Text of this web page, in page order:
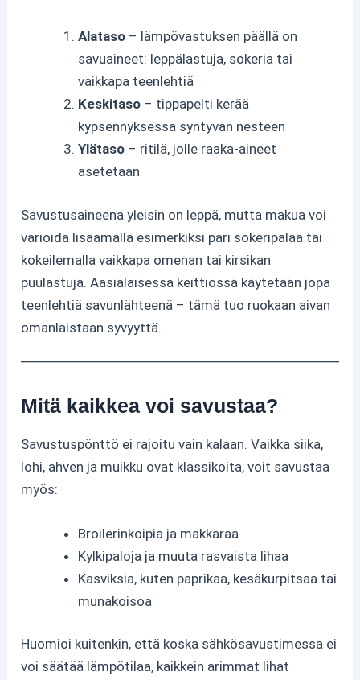
Alataso – lämpövastuksen päällä on
savuaineet: leppälastuja, sokeria tai
vaikkapa teenlehtiä
Keskitaso – tippapelti kerää
kypsennyksessä syntyvän nesteen
Ylätaso – ritilä, jolle raaka-aineet
asetetaan
Savustusaineena yleisin on leppä, mutta makua voi
varioida lisäämällä esimerkiksi pari sokeripalaa tai
kokeilemalla vaikkapa omenan tai kirsikan
puulastuja. Aasialaisessa keittiössä käytetään jopa
teenlehtiä savunlähteenä – tämä tuo ruokaan aivan
omanlaistaan syvyyttä.
Mitä kaikkea voi savustaa?
Savustuspönttö ei rajoitu vain kalaan. Vaikka siika,
lohi, ahven ja muikku ovat klassikoita, voit savustaa
myös:
Broilerinkoipia ja makkaraa
Kylkipaloja ja muuta rasvaista lihaa
Kasviksia, kuten paprikaa, kesäkurpitsaa tai
munakoisoa
Huomioi kuitenkin, että koska sähkösavustimessa ei
voi säätää lämpötilaa, kaikkein arimmat lihat